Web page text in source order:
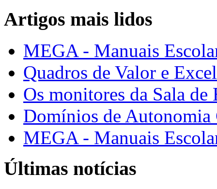
Artigos mais lidos
MEGA - Manuais
Quadros de Valor e
Os monitores da Sala de
Domínios de Autonomia
MEGA - Manuais
Últimas notícias